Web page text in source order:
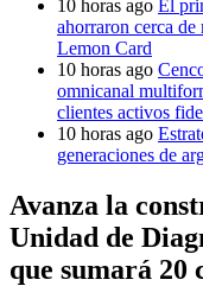
10 horas ago El
ahorraron cerca
Lemon Card
10 horas ago
omnicanal
clientes activos
10 horas ago
generaciones de
Avanza la
Unidad de
que sumará 20